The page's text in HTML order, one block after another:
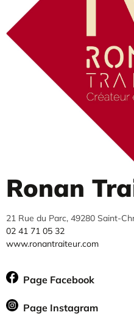
Ronan
21 Rue du Parc, 49280 Saint-
02 41 71 05 32
www.ronantraiteur.com
Page Facebook
Page Instagram